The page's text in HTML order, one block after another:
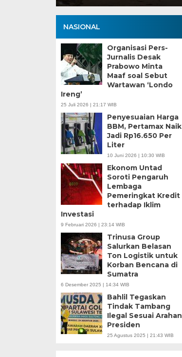
NASIONAL
Organisasi Pers-
Jurnalis Desak
Prabowo Minta
Maaf soal Sebut
Wartawan ‘Londo
Ireng’
25 Juli 2026 | 21:17 WIB
Penyesuaian Harga
BBM, Pertamax Naik
Jadi Rp16.650 Per
Liter
10 Juni 2026 | 10:30 WIB
Ekonom Untad
Soroti Pengaruh
Lembaga
Pemeringkat Kredit
terhadap Iklim
Investasi
9 Februari 2026 | 23:14 WIB
Trinusa Group
Salurkan Belasan
Ton Logistik untuk
Korban Bencana di
Sumatra
6 Desember 2025 | 14:34 WIB
Bahlil Tegaskan
Tindak Tambang
Ilegal Sesuai Arahan
Presiden
25 Agustus 2025 | 21:43 WIB